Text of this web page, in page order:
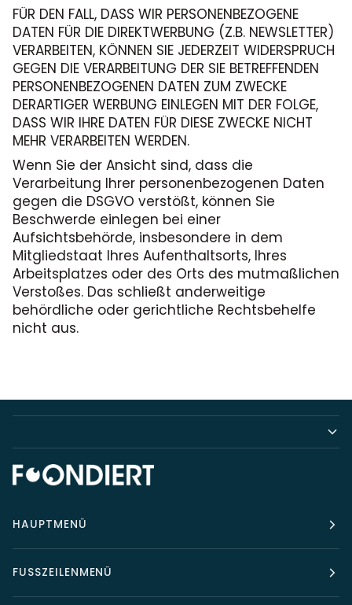
FÜR DEN FALL, DASS WIR PERSONENBEZOGENE
DATEN FÜR DIE DIREKTWERBUNG (Z.B. NEWSLETTER)
VERARBEITEN, KÖNNEN SIE JEDERZEIT WIDERSPRUCH
GEGEN DIE VERARBEITUNG DER SIE BETREFFENDEN
PERSONENBEZOGENEN DATEN ZUM ZWECKE
DERARTIGER WERBUNG EINLEGEN MIT DER FOLGE,
DASS WIR IHRE DATEN FÜR DIESE ZWECKE NICHT
MEHR VERARBEITEN WERDEN.
Wenn Sie der Ansicht sind, dass die
Verarbeitung Ihrer personenbezogenen Daten
gegen die DSGVO verstößt, können Sie
Beschwerde einlegen bei einer
Aufsichtsbehörde, insbesondere in dem
Mitgliedstaat Ihres Aufenthaltsorts, Ihres
Arbeitsplatzes oder des Orts des mutmaßlichen
Verstoßes. Das schließt anderweitige
behördliche oder gerichtliche Rechtsbehelfe
nicht aus.
HAUPTMENÜ
FUSSZEILENMENÜ